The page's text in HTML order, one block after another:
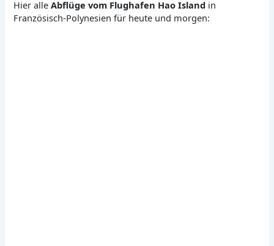
Hier alleAbflüge vom Flughafen Hao Island in
Französisch-Polynesien für heute und morgen: